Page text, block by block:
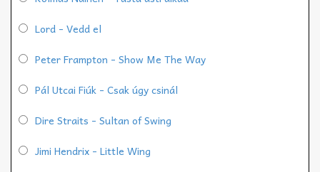
Lord - Vedd el
Peter Frampton - Show Me The Way
Pál Utcai Fiúk - Csak úgy csinál
Dire Straits - Sultan of Swing
Jimi Hendrix - Little Wing